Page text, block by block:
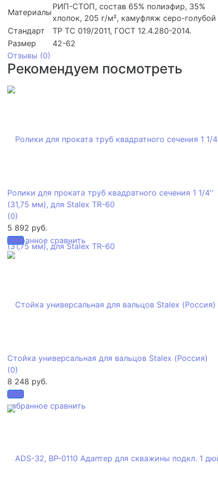
Материалы
РИП-СТОП, состав 65% полиэфир, 35%
хлопок, 205 г/м², камуфляж серо-голубой
Стандарт
ТР ТС 019/2011, ГОСТ 12.4.280-2014.
Размер
42-62
Отзывы (0)
Рекомендуем посмотреть
избранное сравнить
Ролики для проката труб квадратного сечения 1 1/4''
(31,75 мм), для Stalex TR-60
(0)
5 892 руб.
избранное сравнить
Стойка универсальная для вальцов Stalex (Россия)
(0)
8 248 руб.